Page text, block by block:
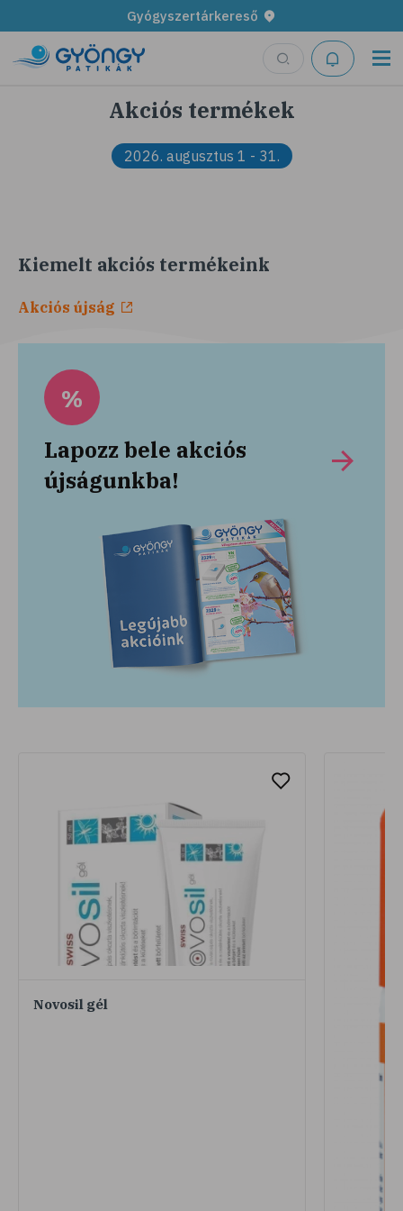
Gyógyszertárkereső
Akciós termékek
2026. augusztus 1 - 31.
Kiemelt akciós termékeink
Akciós újság
%
Lapozz bele akciós
újságunkba!
Novosil gél